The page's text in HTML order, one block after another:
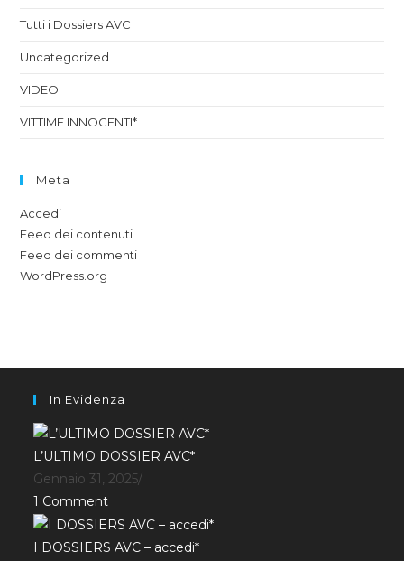
Tutti i Dossiers AVC
Uncategorized
VIDEO
VITTIME INNOCENTI*
Meta
Accedi
Feed dei contenuti
Feed dei commenti
WordPress.org
In Evidenza
L’ULTIMO DOSSIER AVC*
Gennaio 31, 2025/
1 Comment
I DOSSIERS AVC – accedi*